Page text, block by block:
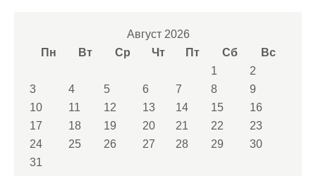
Август 2026
Пн
Вт Ср Чт Пт Сб
Вс
1
2
3
4 5 6 7 8
9
10
11 12 13 14 15
16
17
18 19 20 21 22
23
24
25 26 27 28 29
30
31